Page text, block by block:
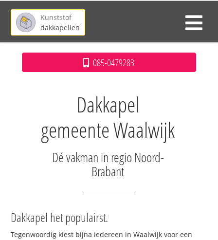
Kunststof
dakkapellen
085-0479283
Dakkapel
gemeente Waalwijk
Dé vakman in regio Noord-
Brabant
Dakkapel het populairst.
Tegenwoordig kiest bijna iedereen in Waalwijk voor een